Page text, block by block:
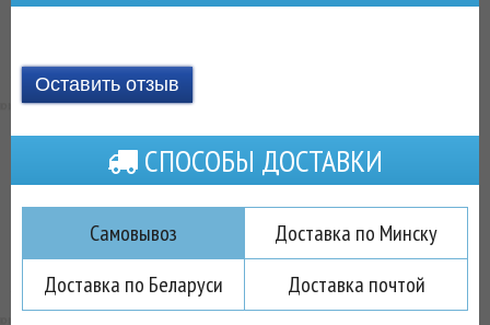
Оставить отзыв
СПОСОБЫ ДОСТАВКИ
Самовывоз
Доставка по Минску
Доставка по Беларуси
Доставка почтой